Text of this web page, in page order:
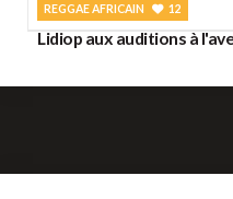
REGGAE AFRICAIN 12
Lidiop aux auditions à